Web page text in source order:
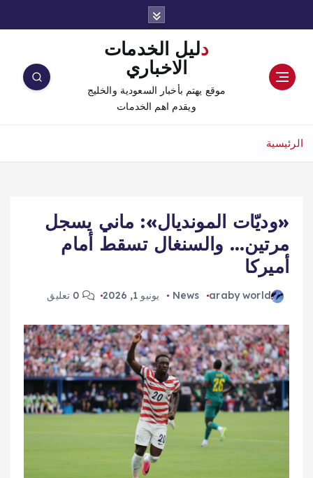
دليل الخدمات
الاخباري
موقع يهتم بأخبار السعودية والخليج
ويقدم اهم الخدمات
الرئيسية
«وديّات المونديال»: ماني يسجل
مرتين… والسنغال تسقط أمام
أميركا
araby world
News يونيو 1, 2026